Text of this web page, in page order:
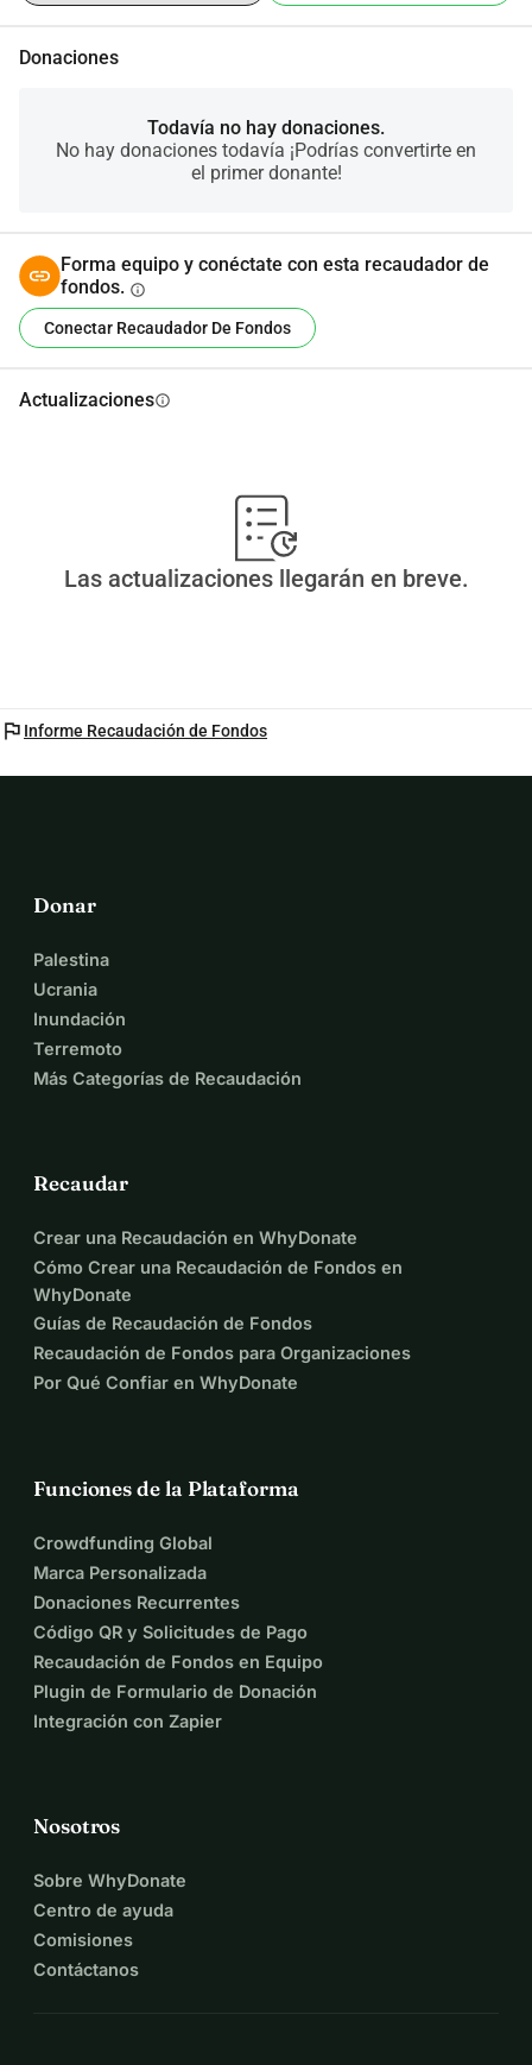
Donaciones
Todavía no hay donaciones.
No hay donaciones todavía ¡Podrías convertirte en
el primer donante!
Forma equipo y conéctate con esta recaudador de
fondos. info
Conectar Recaudador De Fondos
Actualizacionesinfo
Las actualizaciones llegarán en breve.
flag Informe Recaudación de Fondos
Donar
Palestina
Ucrania
Inundación
Terremoto
Más Categorías de Recaudación
Recaudar
Crear una Recaudación en WhyDonate
Cómo Crear una Recaudación de Fondos en
WhyDonate
Guías de Recaudación de Fondos
Recaudación de Fondos para Organizaciones
Por Qué Confiar en WhyDonate
Funciones de la Plataforma
Crowdfunding Global
Marca Personalizada
Donaciones Recurrentes
Código QR y Solicitudes de Pago
Recaudación de Fondos en Equipo
Plugin de Formulario de Donación
Integración con Zapier
Nosotros
Sobre WhyDonate
Centro de ayuda
Comisiones
Contáctanos